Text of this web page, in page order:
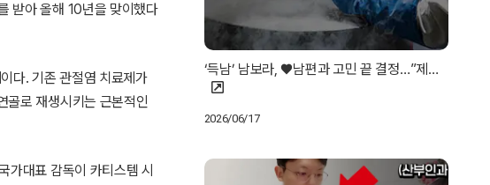
받아 올해 10년을 맞이했다
다. 기존 관절염 치료제가
골로 재생시키는 근본적인
대표 감독이 카티스템 시
‘득남’ 남보라, ♥남편과 고민 끝 결정…”제…
2026/06/17